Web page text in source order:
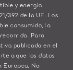
y energía
392 de la UE. Los
consumido, la
Para
publicada en el
a que los datos
Europea. No